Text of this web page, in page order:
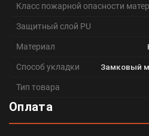
Класс пожарной опасности
Защитный слой PU
Материал
Способ укладки Замковый
Тип товара
Оплата